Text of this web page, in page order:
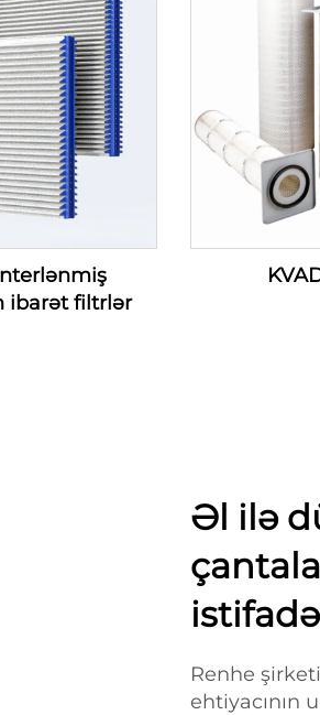
ibarət filtrlər
Əl ilə
Renhe
ehtiyacının